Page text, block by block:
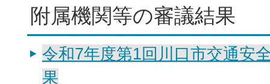
附属機関等の審議結果
令和7年度第1回川口市交通安
果